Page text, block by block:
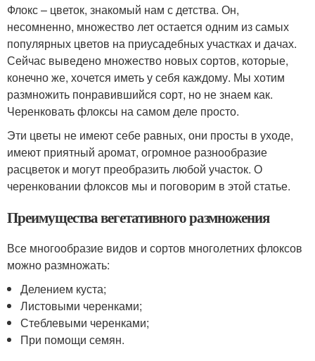
Флокс – цветок, знакомый нам с детства. Он,
несомненно, множество лет остается одним из самых
популярных цветов на приусадебных участках и дачах.
Сейчас выведено множество новых сортов, которые,
конечно же, хочется иметь у себя каждому. Мы хотим
размножить понравившийся сорт, но не знаем как.
Черенковать флоксы на самом деле просто.
Эти цветы не имеют себе равных, они просты в уходе,
имеют приятный аромат, огромное разнообразие
расцветок и могут преобразить любой участок. О
черенковании флоксов мы и поговорим в этой статье.
Преимущества вегетативного размножения
Все многообразие видов и сортов многолетних флоксов
можно размножать:
Делением куста;
Листовыми черенками;
Стеблевыми черенками;
При помощи семян.